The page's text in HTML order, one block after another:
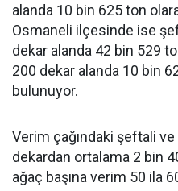
alanda 10 bin 625 ton
Osmaneli ilçesinde ise
dekar alanda 42 bin 529
200 dekar alanda 10 bin
bulunuyor.
Verim çağındaki şeftali
dekardan ortalama 2 bin
ağaç başına verim 50 ila